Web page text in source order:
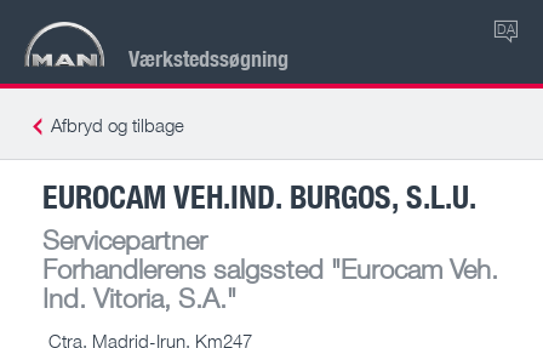
Værkstedssøgning
DA
Afbryd og tilbage
EUROCAM VEH.IND. BURGOS, S.L.U.
Servicepartner
Forhandlerens salgssted "Eurocam Veh.
Ind. Vitoria, S.A."
Ctra. Madrid-Irun, Km247